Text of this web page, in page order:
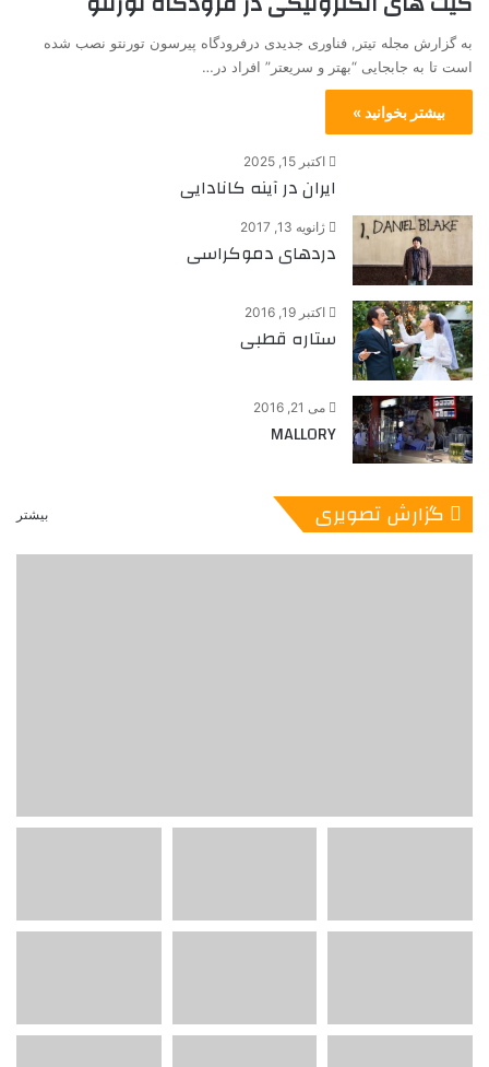
به گزارش مجله تیتر, فناوری جدیدی درفرودگاه پیرسون تورنتو نصب شده
است تا به جابجایی “بهتر و سریعتر” افراد در…
بیشتر بخوانید »
اکتبر 15, 2025
ایران در آینه کانادایی
ژانویه 13, 2017
دردهای دموکراسی
اکتبر 19, 2016
ستاره قطبی
می 21, 2016
MALLORY
گزارش تصویری بیشتر